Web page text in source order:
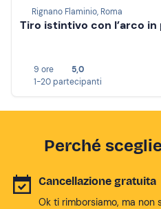
Rignano Flaminio, Roma
Tiro istintivo con l’arco in
9 ore
5,0
1-20 partecipanti
Perché
Cancellazione gratuita
Ok ti rimborsiamo, ma non